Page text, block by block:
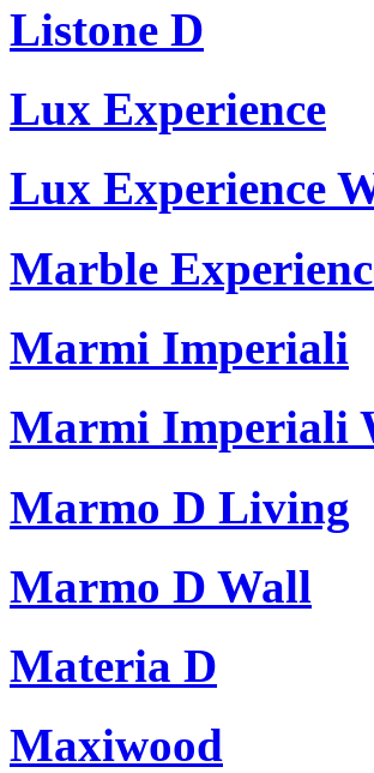
Listone D
Lux Experience
Lux Experience
Marble
Marmi Imperiali
Marmi Imperiali
Marmo D Living
Marmo D Wall
Materia D
Maxiwood